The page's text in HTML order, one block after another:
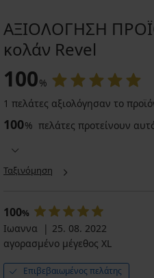
ΑΞΙΟΛΟΓΗΣΗ
κολάν Revel
100%
1 πελάτες αξιολόγησαν το
100% πελάτες προτείνουν
Ταξινόμηση
100%
Ιωαννα
25. 08. 2022
αγορασμένο μέγεθος XL
Επιβεβαιωμένος πελάτης